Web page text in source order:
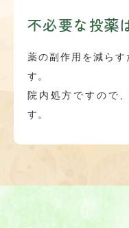
不必要な投薬
薬の副作用を減ら
す。
院内処方ですので
す。